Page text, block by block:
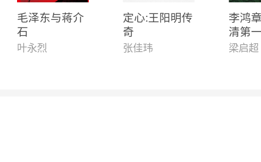
毛泽东与蒋介
石
叶永烈
定心:王阳明传
奇
张佳玮
李鸿
清第
功与
梁启超